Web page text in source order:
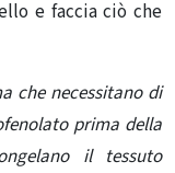
e faccia ciò che
che necessitano di
prima della
il tessuto